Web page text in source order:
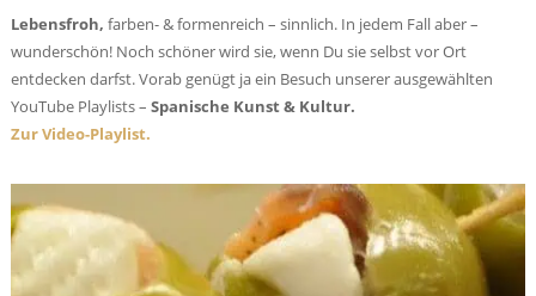
Lebensfroh, farben- & formenreich – sinnlich. In jedem Fall aber –
wunderschön! Noch schöner wird sie, wenn Du sie selbst vor Ort
entdecken darfst. Vorab genügt ja ein Besuch unserer ausgewählten
YouTube Playlists – Spanische Kunst & Kultur.
Zur Video-Playlist.